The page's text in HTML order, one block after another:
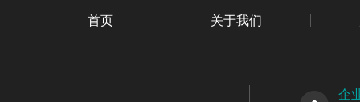
首页 关于我们
企